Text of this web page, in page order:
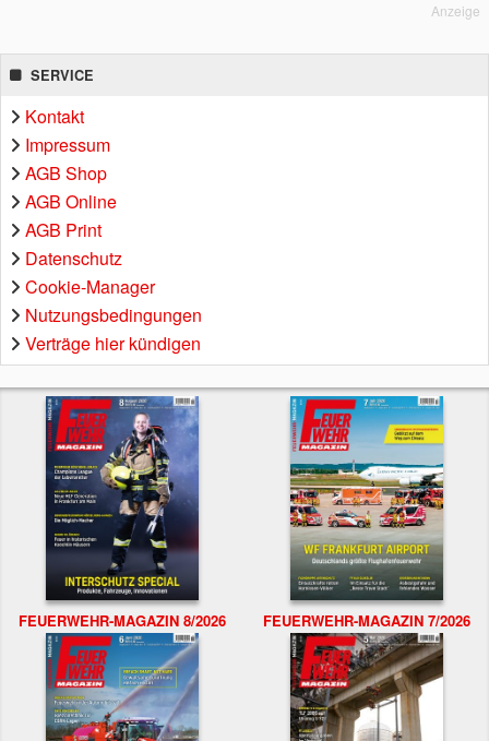
Anzeige
SERVICE
Kontakt
Impressum
AGB Shop
AGB Online
AGB Print
Datenschutz
Cookie-Manager
Nutzungsbedingungen
Verträge hier kündigen
FEUERWEHR-MAGAZIN 8/2026 FEUERWEHR-MAGAZIN 7/2026